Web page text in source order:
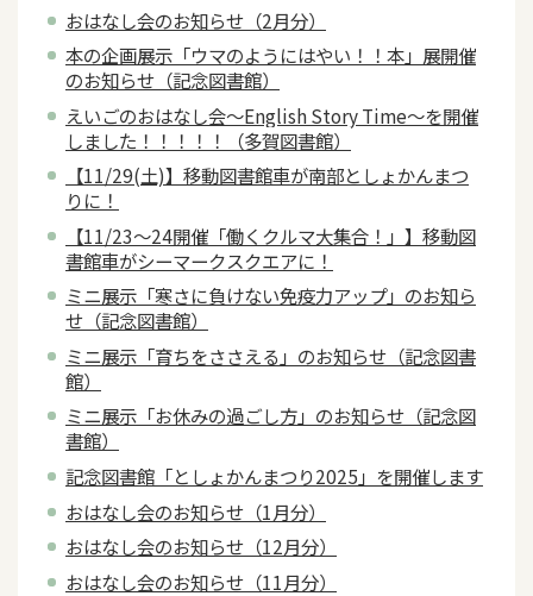
おはなし会のお知らせ（2月分）
本の企画展示「ウマのようにはやい！！本」展開催
のお知らせ（記念図書館）
えいごのおはなし会～English Story Time～を開催
しました！！！！！（多賀図書館）
【11/29(土)】移動図書館車が南部としょかんまつ
りに！
【11/23～24開催「働くクルマ大集合！」】移動図
書館車がシーマークスクエアに！
ミニ展示「寒さに負けない免疫力アップ」のお知ら
せ（記念図書館）
ミニ展示「育ちをささえる」のお知らせ（記念図書
館）
ミニ展示「お休みの過ごし方」のお知らせ（記念図
書館）
記念図書館「としょかんまつり2025」を開催します
おはなし会のお知らせ（1月分）
おはなし会のお知らせ（12月分）
おはなし会のお知らせ（11月分）